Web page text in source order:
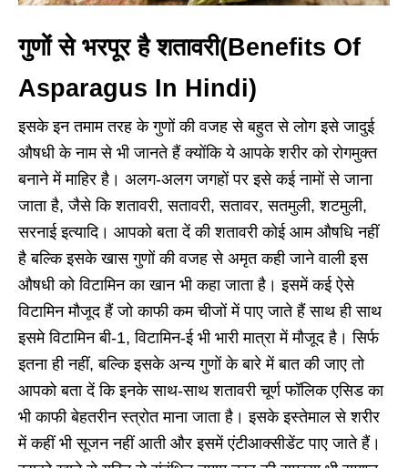
गुणों से भरपूर है शतावरी(Benefits Of
Asparagus In Hindi)
इसके इन तमाम तरह के गुणों की वजह से बहुत से लोग इसे जादुई
औषधी के नाम से भी जानते हैं क्योंकि ये आपके शरीर को रोगमुक्त
बनाने में माहिर है। अलग-अलग जगहों पर इसे कई नामों से जाना
जाता है, जैसे कि शतावरी, सतावरी, सतावर, सतमुली, शटमुली,
सरनाई इत्यादि। आपको बता दें की शतावरी कोई आम औषधि नहीं
है बल्कि इसके खास गुणों की वजह से अमृत कही जाने वाली इस
औषधी को विटामिन का खान भी कहा जाता है। इसमें कई ऐसे
विटामिन मौजूद हैं जो काफी कम चीजों में पाए जाते हैं साथ ही साथ
इसमे विटामिन बी-1, विटामिन-ई भी भारी मात्रा में मौजूद है। सिर्फ
इतना ही नहीं, बल्कि इसके अन्य गुणों के बारे में बात की जाए तो
आपको बता दें कि इनके साथ-साथ शतावरी चूर्ण फॉलिक एसिड का
भी काफी बेहतरीन स्त्रोत माना जाता है। इसके इस्तेमाल से शरीर
में कहीं भी सूजन नहीं आती और इसमें एंटीआक्सीडेंट पाए जाते हैं।